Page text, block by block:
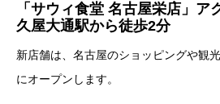
「サウィ食堂 名古屋栄店」ア
久屋大通駅から徒歩2分
新店舗は、名古屋のショッピングや観
にオープンします。